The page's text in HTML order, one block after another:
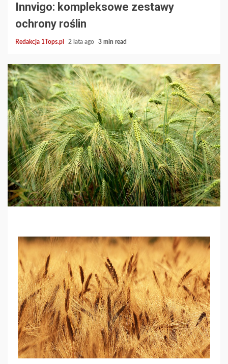
Innvigo: kompleksowe zestawy
ochrony roślin
Redakcja 1Tops.pl 2 lata ago 3 min read